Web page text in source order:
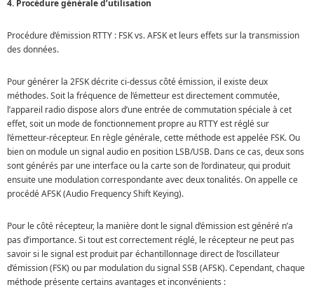
4. Procédure générale d’utilisation
Procédure d’émission RTTY : FSK vs. AFSK et leurs effets sur la transmission
des données.
Pour générer la 2FSK décrite ci-dessus côté émission, il existe deux
méthodes. Soit la fréquence de l’émetteur est directement commutée,
l’appareil radio dispose alors d’une entrée de commutation spéciale à cet
effet, soit un mode de fonctionnement propre au RTTY est réglé sur
l’émetteur-récepteur. En règle générale, cette méthode est appelée FSK. Ou
bien on module un signal audio en position LSB/USB. Dans ce cas, deux sons
sont générés par une interface ou la carte son de l’ordinateur, qui produit
ensuite une modulation correspondante avec deux tonalités. On appelle ce
procédé AFSK (Audio Frequency Shift Keying).
Pour le côté récepteur, la manière dont le signal d’émission est généré n’a
pas d’importance. Si tout est correctement réglé, le récepteur ne peut pas
savoir si le signal est produit par échantillonnage direct de l’oscillateur
d’émission (FSK) ou par modulation du signal SSB (AFSK). Cependant, chaque
méthode présente certains avantages et inconvénients :